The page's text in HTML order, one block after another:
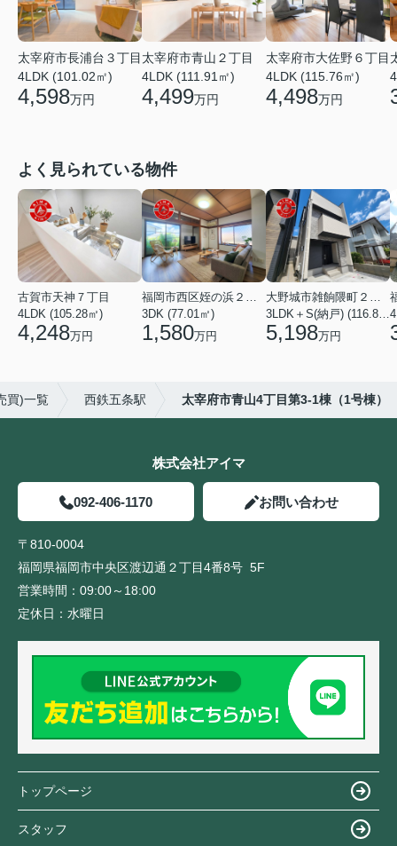
太宰府市長浦台３丁目
4LDK (101.02㎡)
4,598万円
太宰府市青山２丁目
4LDK (111.91㎡)
4,499万円
太宰府市大佐野６丁目
4LDK (115.76㎡)
4,498万円
よく見られている物件
古賀市天神７丁目
4LDK (105.28㎡)
4,248万円
福岡市西区姪の浜２丁目
3DK (77.01㎡)
1,580万円
大野城市雑餉隈町２丁目
3LDK＋S(納戸) (116.80㎡)
5,198万円
買)一覧 西鉄五条駅 太宰府市青山4丁目第3-1棟（1号棟）
株式会社アイマ
092-406-1170 お問い合わせ
〒810-0004
福岡県福岡市中央区渡辺通２丁目4番8号 5F
営業時間： 09:00～18:00
定休日： 水曜日
トップページ
スタッフ